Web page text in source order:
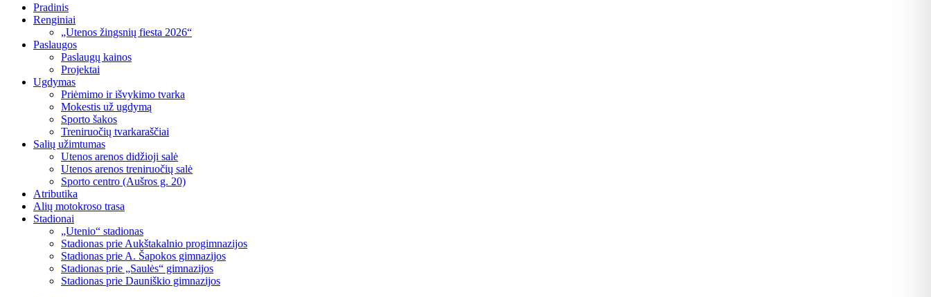
Pradinis
Renginiai
„Utenos žingsnių fiesta 2026“
Paslaugos
Paslaugų kainos
Projektai
Ugdymas
Priėmimo ir išvykimo tvarka
Mokestis už ugdymą
Sporto šakos
Treniruočių tvarkaraščiai
Salių užimtumas
Utenos arenos didžioji salė
Utenos arenos treniruočių salė
Sporto centro (Aušros g. 20)
Atributika
Alių motokroso trasa
Stadionai
„Utenio“ stadionas
Stadionas prie Aukštakalnio progimnazijos
Stadionas prie A. Šapokos gimnazijos
Stadionas prie „Saulės“ gimnazijos
Stadionas prie Dauniškio gimnazijos